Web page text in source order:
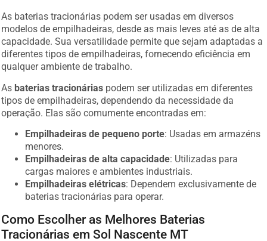
As baterias tracionárias podem ser usadas em diversos
modelos de empilhadeiras, desde as mais leves até as de alta
capacidade. Sua versatilidade permite que sejam adaptadas a
diferentes tipos de empilhadeiras, fornecendo eficiência em
qualquer ambiente de trabalho.
As baterias tracionárias podem ser utilizadas em diferentes
tipos de empilhadeiras, dependendo da necessidade da
operação. Elas são comumente encontradas em:
Empilhadeiras de pequeno porte: Usadas em armazéns
menores.
Empilhadeiras de alta capacidade: Utilizadas para
cargas maiores e ambientes industriais.
Empilhadeiras elétricas: Dependem exclusivamente de
baterias tracionárias para operar.
Como Escolher as Melhores Baterias
Tracionárias em Sol Nascente MT